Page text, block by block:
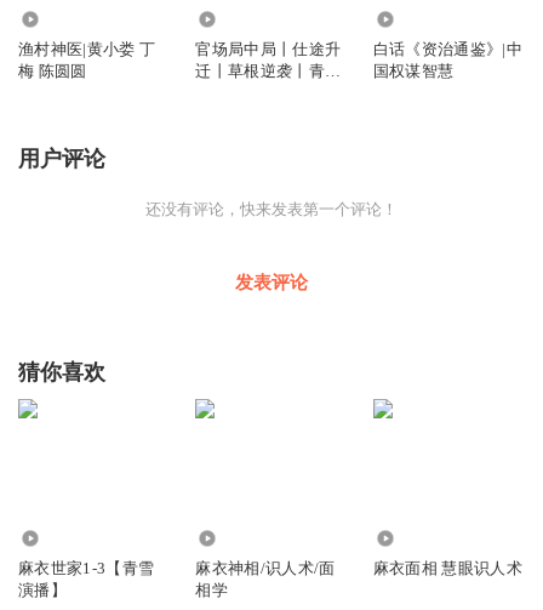
渔村神医|黄小娄 丁
梅 陈圆圆
官场局中局丨仕途升
迁丨草根逆袭丨青云
白话《资治通鉴》|中
国权谋智慧
用户评论
还没有评论，快来发表第一个评论！
发表评论
猜你喜欢
麻衣世家1-3【青雪
演播】
麻衣神相/识人术/面
相学
麻衣面相 慧眼识人术